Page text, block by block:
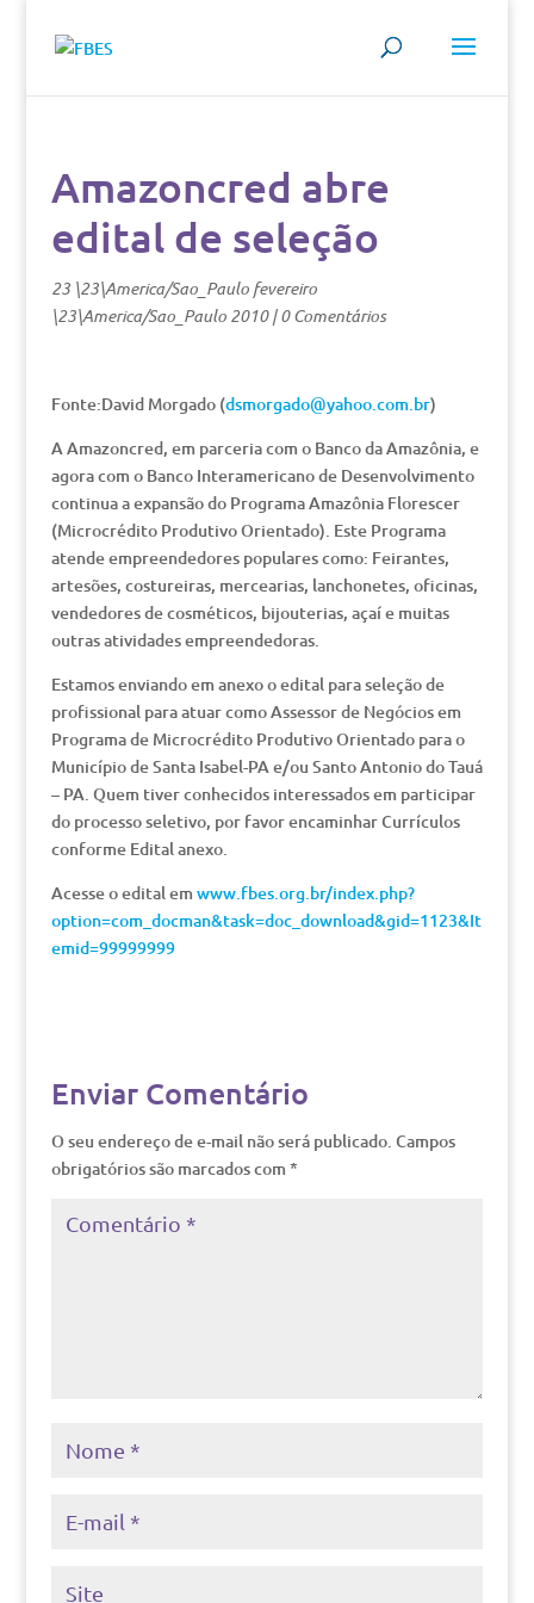
Amazoncred abre
edital de seleção
23 \23\America/Sao_Paulo fevereiro
\23\America/Sao_Paulo 2010|0 Comentários
Fonte:David Morgado (dsmorgado@yahoo.com.br)
A Amazoncred, em parceria com o Banco da Amazônia, e
agora com o Banco Interamericano de Desenvolvimento
continua a expansão do Programa Amazônia Florescer
(Microcrédito Produtivo Orientado). Este Programa
atende empreendedores populares como: Feirantes,
artesões, costureiras, mercearias, lanchonetes, oficinas,
vendedores de cosméticos, bijouterias, açaí e muitas
outras atividades empreendedoras.
Estamos enviando em anexo o edital para seleção de
profissional para atuar como Assessor de Negócios em
Programa de Microcrédito Produtivo Orientado para o
Município de Santa Isabel-PA e/ou Santo Antonio do Tauá
– PA. Quem tiver conhecidos interessados em participar
do processo seletivo, por favor encaminhar Currículos
conforme Edital anexo.
Acesse o edital em www.fbes.org.br/index.php?
option=com_docman&task=doc_download&gid=1123&It
emid=99999999
Enviar Comentário
O seu endereço de e-mail não será publicado. Campos
obrigatórios são marcados com *